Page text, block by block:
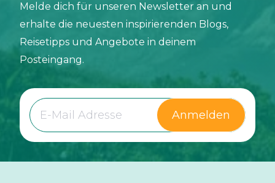
Melde dich für unseren Newsletter an und
erhalte die neuesten inspirierenden Blogs,
Reisetipps und Angebote in deinem
Posteingang.
Anmelden